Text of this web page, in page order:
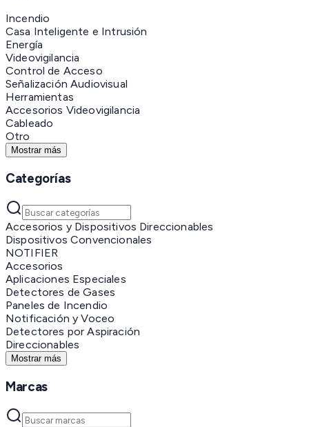
Incendio
Casa Inteligente e Intrusión
Energía
Videovigilancia
Control de Acceso
Señalización Audiovisual
Herramientas
Accesorios Videovigilancia
Cableado
Otro
Mostrar más
Categorías
Accesorios y Dispositivos Direccionables
Dispositivos Convencionales
NOTIFIER
Accesorios
Aplicaciones Especiales
Detectores de Gases
Paneles de Incendio
Notificación y Voceo
Detectores por Aspiración
Direccionables
Mostrar más
Marcas